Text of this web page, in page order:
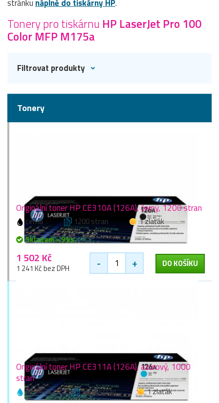
stránku náplně do tiskárny HP.
Tonery pro tiskárnu HP LaserJet Pro 100
Color MFP M175a
Filtrovat produkty
Tonery
Originální toner HP CE310A (126A), černý, 1200 stran
černá 1200 stran
1 zlaťák
Skladem > 9 ks
1 502 Kč
1 241 Kč bez DPH - + DO KOŠÍKU
Originální toner HP CE311A (126A), azurový, 1000
stran
azurová 1000 stran
1 zlaťák